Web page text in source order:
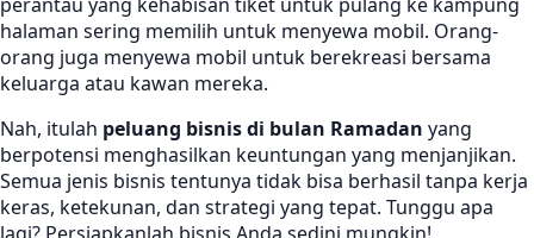
halaman sering memilih untuk menyewa mobil. Orang-
orang juga menyewa mobil untuk berekreasi bersama
keluarga atau kawan mereka.
Nah, itulah peluang bisnis di bulan Ramadan yang
berpotensi menghasilkan keuntungan yang menjanjikan.
Semua jenis bisnis tentunya tidak bisa berhasil tanpa kerja
keras, ketekunan, dan strategi yang tepat. Tunggu apa